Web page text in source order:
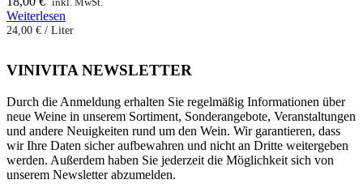
inkl. MwSt.
Weiterlesen
24,00 € / Liter
VINIVITA NEWSLETTER
Durch die Anmeldung erhalten Sie regelmäßig Informationen über
neue Weine in unserem Sortiment, Sonderangebote, Veranstaltungen
und andere Neuigkeiten rund um den Wein. Wir garantieren, dass
wir Ihre Daten sicher aufbewahren und nicht an Dritte weitergeben
werden. Außerdem haben Sie jederzeit die Möglichkeit sich von
unserem Newsletter abzumelden.